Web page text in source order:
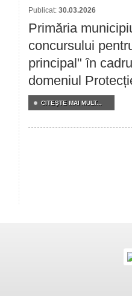
Publicat: 30.03.2026
Primăria
concursului
principal" în
domeniul
CITEŞTE MAI MULT...